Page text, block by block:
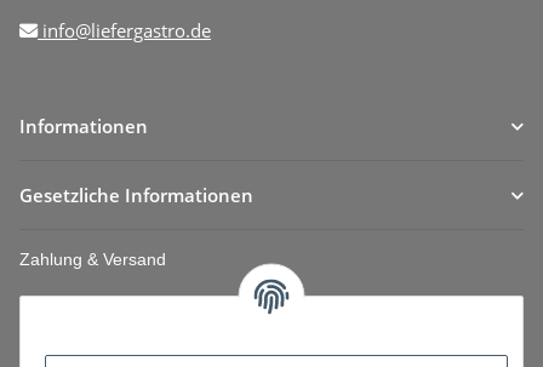
info@liefergastro.de
Informationen
Gesetzliche Informationen
Zahlung & Versand